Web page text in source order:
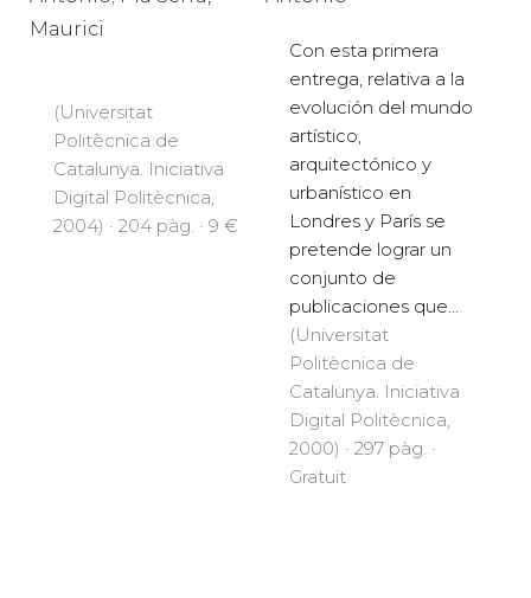
Maurici
(Universitat
Politècnica de
Catalunya. Iniciativa
Digital Politècnica,
2004) · 204 pàg. · 9 €
Con esta primera
entrega, relativa a la
evolución del mundo
artístico,
arquitectónico y
urbanístico en
Londres y París se
pretende lograr un
conjunto de
publicaciones que...
(Universitat
Politècnica de
Catalunya. Iniciativa
Digital Politècnica,
2000) · 297 pàg. ·
Gratuït